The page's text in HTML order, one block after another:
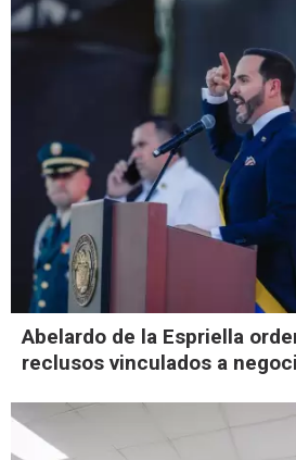
Abelardo de la Espriella
reclusos vinculados a